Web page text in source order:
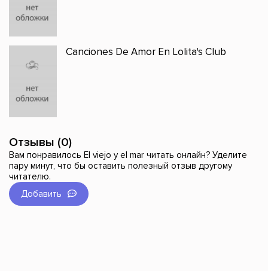
Canciones De Amor En Lolita's Club
Отзывы (0)
Вам понравилось El viejo y el mar читать онлайн? Уделите
пару минут, что бы оставить полезный отзыв другому
читателю.
Добавить